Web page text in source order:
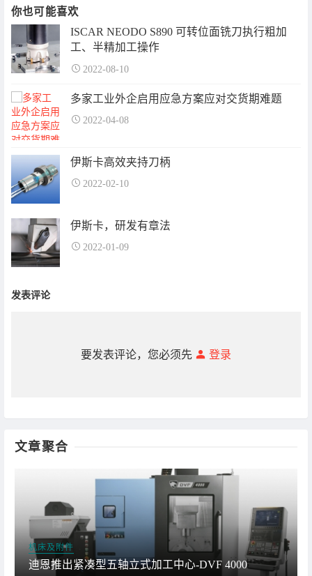
你也可能喜欢
ISCAR NEODO S890 可转位面铣刀执行粗加
工、半精加工操作
2022-08-10
多家工业外企启用应急方案应对交货期难题
2022-04-08
伊斯卡高效夹持刀柄
2022-02-10
伊斯卡，研发有章法
2022-01-09
发表评论
要发表评论，您必须先 登录
文章聚合
机床及附件
迪恩推出紧凑型五轴立式加工中心-DVF 4000